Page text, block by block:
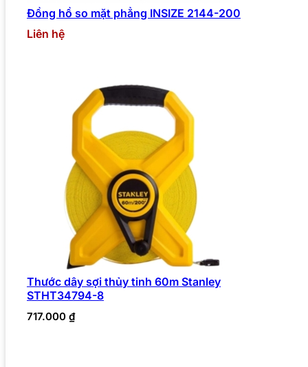
Đồng hồ so mặt phẳng INSIZE 2144-200
Liên hệ
Thước dây sợi thủy tinh 60m Stanley
STHT34794-8
717.000 ₫